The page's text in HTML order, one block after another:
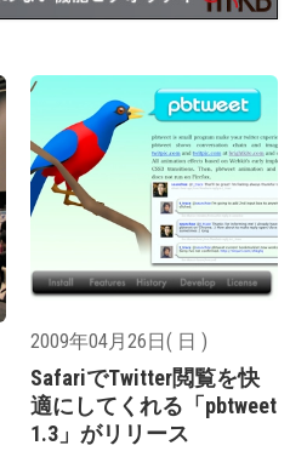
2009年04月26日( 日 )
SafariでTwitter閲覧を快
適にしてくれる「pbtweet
1.3」がリリース